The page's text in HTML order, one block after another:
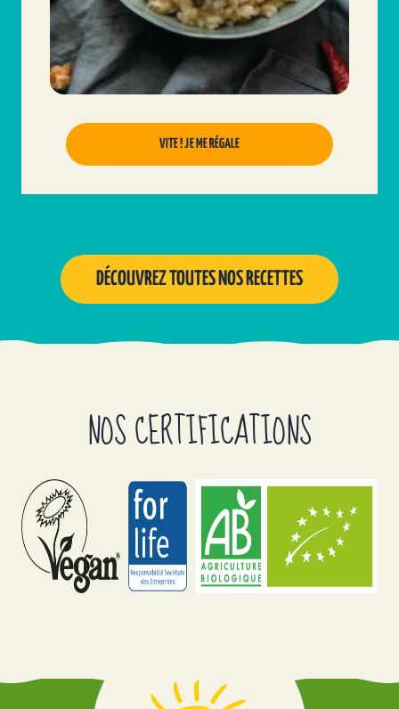
VITE ! JE ME RÉGALE
DÉCOUVREZ TOUTES NOS RECETTES
NOS CERTIFICATIONS